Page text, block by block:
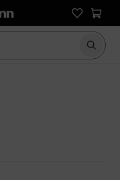
Iniciar